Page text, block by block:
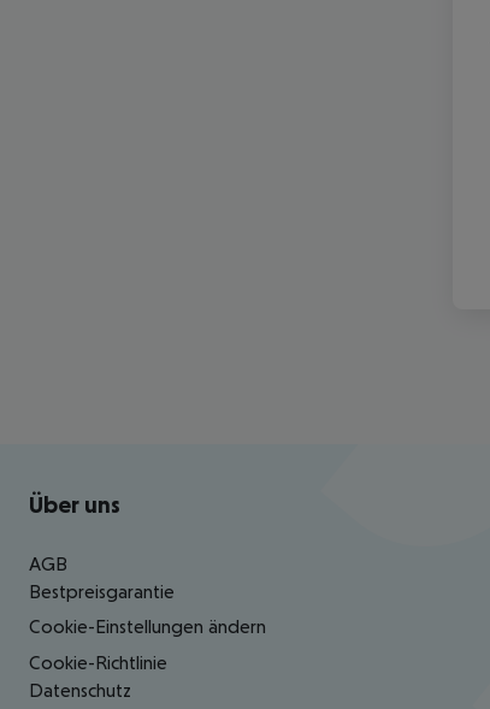
Footer navigation
Über uns
AGB
Bestpreisgarantie
Cookie-Einstellungen ändern
Cookie-Richtlinie
Datenschutz